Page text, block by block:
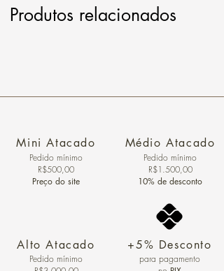
Produtos relacionados
Mini Atacado
Pedido ​mínimo
R$500,00
Preço do site
Alto Atacado
Pedido mínimo
Médio Atacado
Pedido mínimo
R$1.500,00
10% de desconto
+5% Desconto
para pagamento